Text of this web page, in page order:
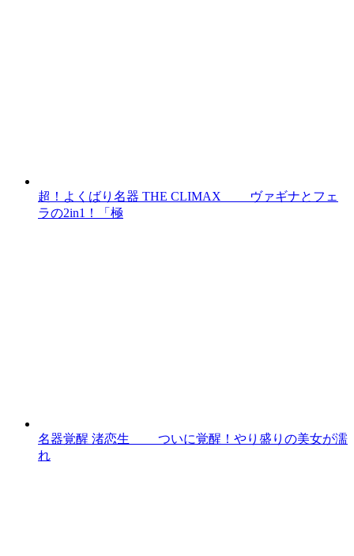
超！よくばり名器 THE CLIMAX ヴァギナとフェ
ラの2in1！「極
名器覚醒 渚恋生 ついに覚醒！やり盛りの美女が濡
れ